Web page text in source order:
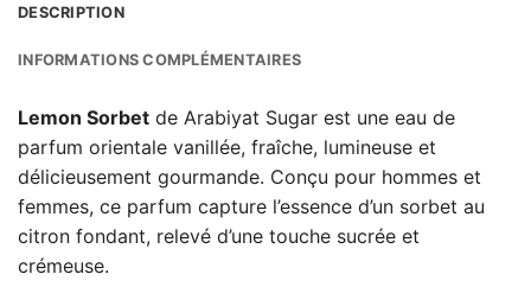
DESCRIPTION
INFORMATIONS COMPLÉMENTAIRES
Lemon Sorbet de Arabiyat Sugar est une eau de
parfum orientale vanillée, fraîche, lumineuse et
délicieusement gourmande. Conçu pour hommes et
femmes, ce parfum capture l’essence d’un sorbet au
citron fondant, relevé d’une touche sucrée et
crémeuse.